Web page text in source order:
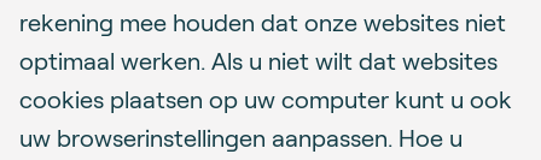
rekening mee houden dat onze websites niet
optimaal werken. Als u niet wilt dat websites
cookies plaatsen op uw computer kunt u ook
uw browserinstellingen aanpassen. Hoe u